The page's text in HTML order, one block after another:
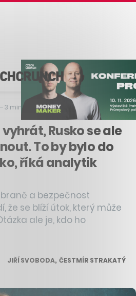
–3 min čtení
Rusko se ale
To by bylo do
říká analytik
a bezpečnost
že se blíží útok, který může
ale je, kdo ho
JIŘÍ SVOBODA, ČESTMÍR STRAKATÝ